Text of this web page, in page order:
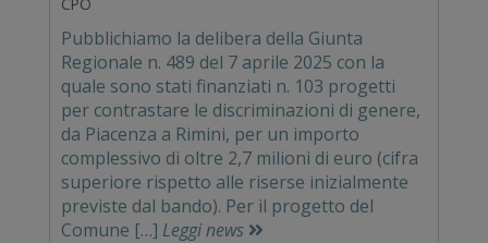
Pubblichiamo la delibera della Giunta
Regionale n. 489 del 7 aprile 2025 con la
quale sono stati finanziati n. 103 progetti
per contrastare le discriminazioni di genere,
da Piacenza a Rimini, per un importo
complessivo di oltre 2,7 milioni di euro (cifra
superiore rispetto alle riserse inizialmente
previste dal bando). Per il progetto del
Comune […] Leggi news